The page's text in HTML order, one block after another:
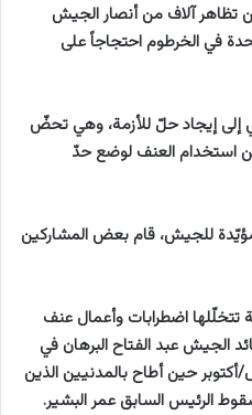
تظاهر آلاف من أنصار الجيش
في الخرطوم احتجاجاً على
إلى إيجاد حلّ للأزمة، وهي تحضّ
استخدام العنف لوضع حدّ
للجيش، قام بعض المشاركين
اضطرابات وأعمال عنف
الجيش عبد الفتاح البرهان في
حين أطاح بالمدنيين الذين
الرئيس السابق عمر البشير.